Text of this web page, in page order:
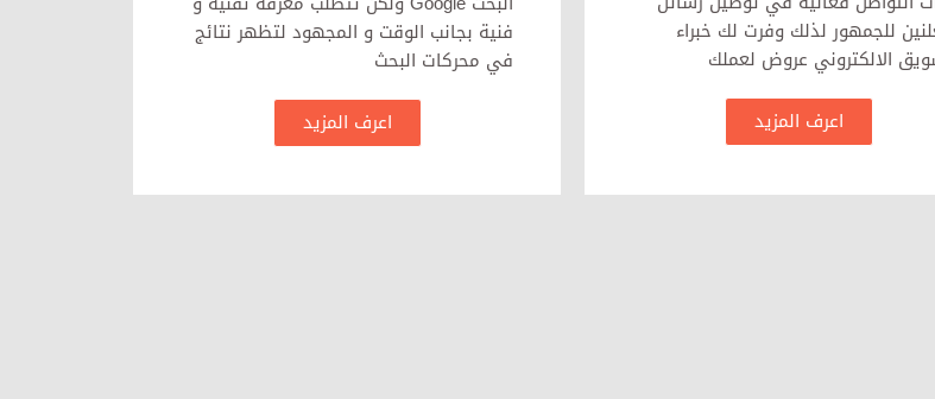
للجمهور لذلك وفرت لك خبراء
الالكتروني عروض لعملك
اعرف المزيد
فنية بجانب الوقت و المجهود لتظهر نتائج
في محركات البحث
اعرف المزيد